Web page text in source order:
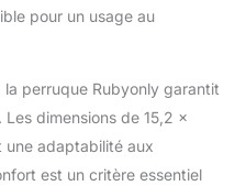
qu'il est très
coiffeur vous
de base] : la taille
du bonnet de
postiche est de 6
pour un usage au
perruque Rubyonly garantit
dimensions de 15,2 x
adaptabilité aux
est un critère essentiel